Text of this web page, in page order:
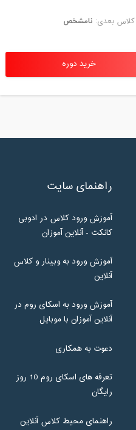
کلاس بعدی: نامشخص
خرید دوره
راهنمای سایت
آموزش ورود کلاس در ادوبی
کانکت - آنلاین آموزان
آموزش ورود به وبینار و کلاس
آنلاین
آموزش ورود به اسکای روم در
آنلاین آموزان با موبایل
دعوت به همکاری
تعرفه های اسکای روم 10 روز
رایگان
راهنمای محیط کلاس آنلاین